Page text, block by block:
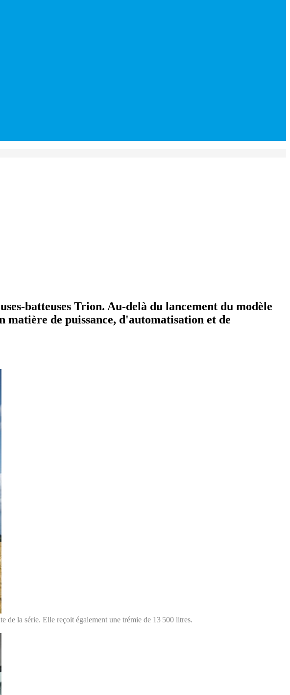
batteuses Trion. Au-delà du lancement du modèle
de puissance, d'automatisation et de
la série. Elle reçoit également une trémie de 13 500 litres.